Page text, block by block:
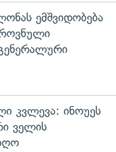
ემშვიდობება
კვლევა: ინოუეს
ველის